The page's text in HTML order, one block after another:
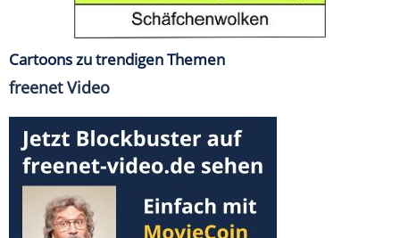
Cartoons zu trendigen Themen
freenet Video